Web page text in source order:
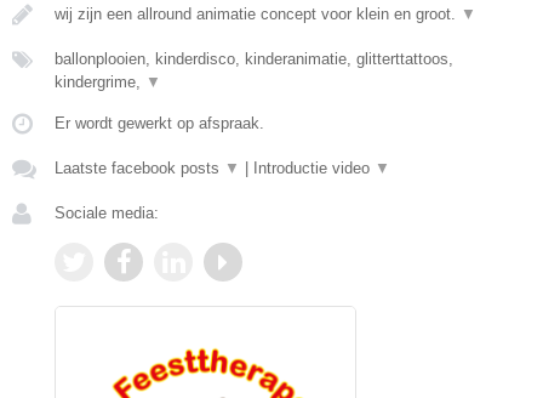
wij zijn een allround animatie concept voor klein en groot. ▼
ballonplooien, kinderdisco, kinderanimatie, glitterttattoos,
kindergrime,
▼
Er wordt gewerkt op afspraak.
Laatste facebook posts ▼ | Introductie video ▼
Sociale media: